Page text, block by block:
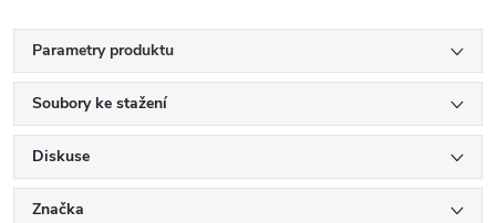
Parametry produktu
Soubory ke stažení
Diskuse
Značka